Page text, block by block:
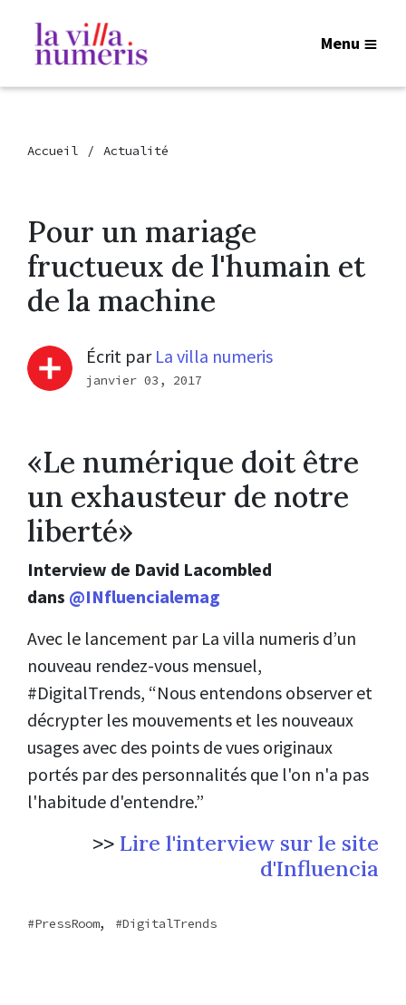
Menu
Accueil Actualité
Pour un mariage
fructueux de l'humain et
de la machine
Écrit par La villa numeris
janvier 03, 2017
«Le numérique doit être
un exhausteur de notre
liberté»
Interview de David Lacombled
dans @INfluencialemag
Avec le lancement par La villa numeris d’un
nouveau rendez-vous mensuel,
#DigitalTrends, “Nous entendons observer et
décrypter les mouvements et les nouveaux
usages avec des points de vues originaux
portés par des personnalités que l'on n'a pas
l'habitude d'entendre.”
>> Lire l'interview sur le site
d'Influencia
PressRoom, DigitalTrends